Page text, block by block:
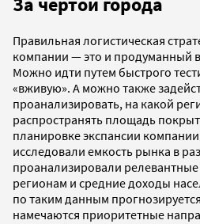
Правильная логистическая
компании — это и продуманный
Можно идти путем быстрого
«вживую». А можно также
проанализировать, на какой
распространять площадь
планировке экспансии
исследовали емкость рынка в
проанализировали
регионам и средние доходы
по таким данным
намечаются приоритетные